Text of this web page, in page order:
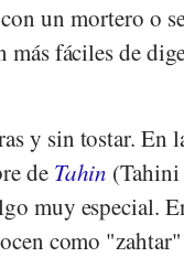
un mortero o
fáciles de
y sin tostar. En
de Tahin (Tahini
muy especial.
como